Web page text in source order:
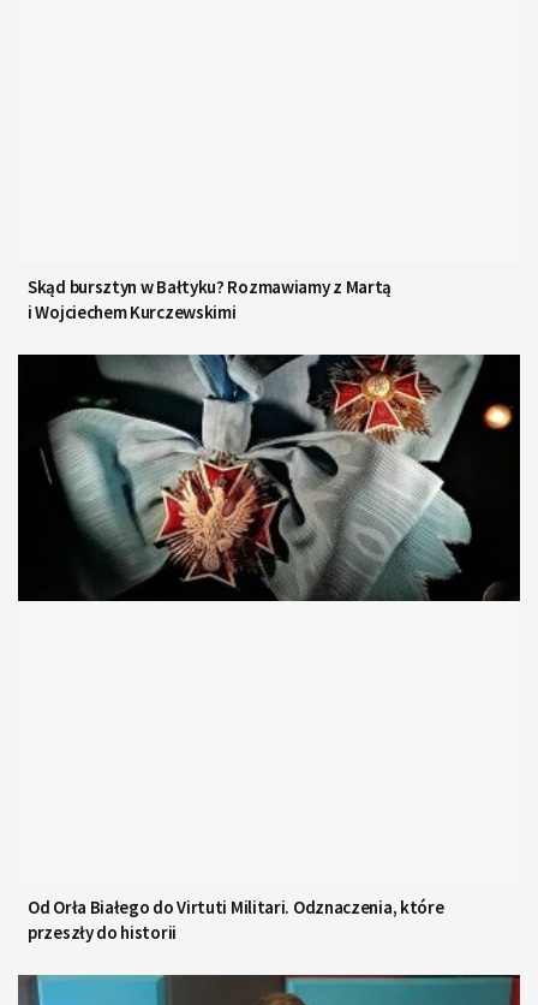
Skąd bursztyn w Bałtyku? Rozmawiamy z Martą
i Wojciechem Kurczewskimi
Od Orła Białego do Virtuti Militari. Odznaczenia, które
przeszły do historii